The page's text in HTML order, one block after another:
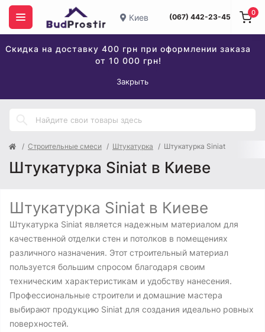
Киев (067) 442-23-45
Скидка на доставку 400 грн при оформлении заказа
от 10 000 грн!
Закрыть
0
Строительные смеси Штукатурка Штукатурка Siniat
Штукатурка Siniat в Киеве
Штукатурка Siniat в Киеве
Штукатурка Siniat является надежным материалом для
качественной отделки стен и потолков в помещениях
различного назначения. Этот строительный материал
пользуется большим спросом благодаря своим
техническим характеристикам и удобству нанесения.
Профессиональные строители и домашние мастера
выбирают продукцию Siniat для создания идеально ровных
поверхностей.